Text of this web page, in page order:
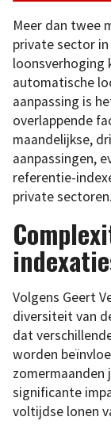
Meer dan twee
private sector
loonsverhoging
automatische
aanpassing is
overlappende
maandelijkse,
aanpassingen,
referentie-
private sectoren.
Volgens Geert
diversiteit van
dat
worden
zomermaanden
significante
voltijdse lonen